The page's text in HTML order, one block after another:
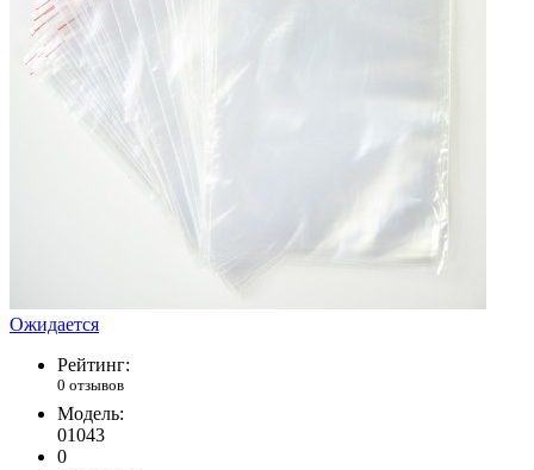
Ожидается
Рейтинг:
0 отзывов
Модель:
01043
0